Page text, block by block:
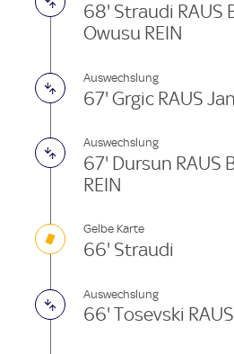
68' Straudi RAUS
Owusu REIN
Auswechslung
67' Grgic RAUS
Auswechslung
67' Dursun RAUS
REIN
Gelbe Karte
66' Straudi
Auswechslung
66' Tosevski